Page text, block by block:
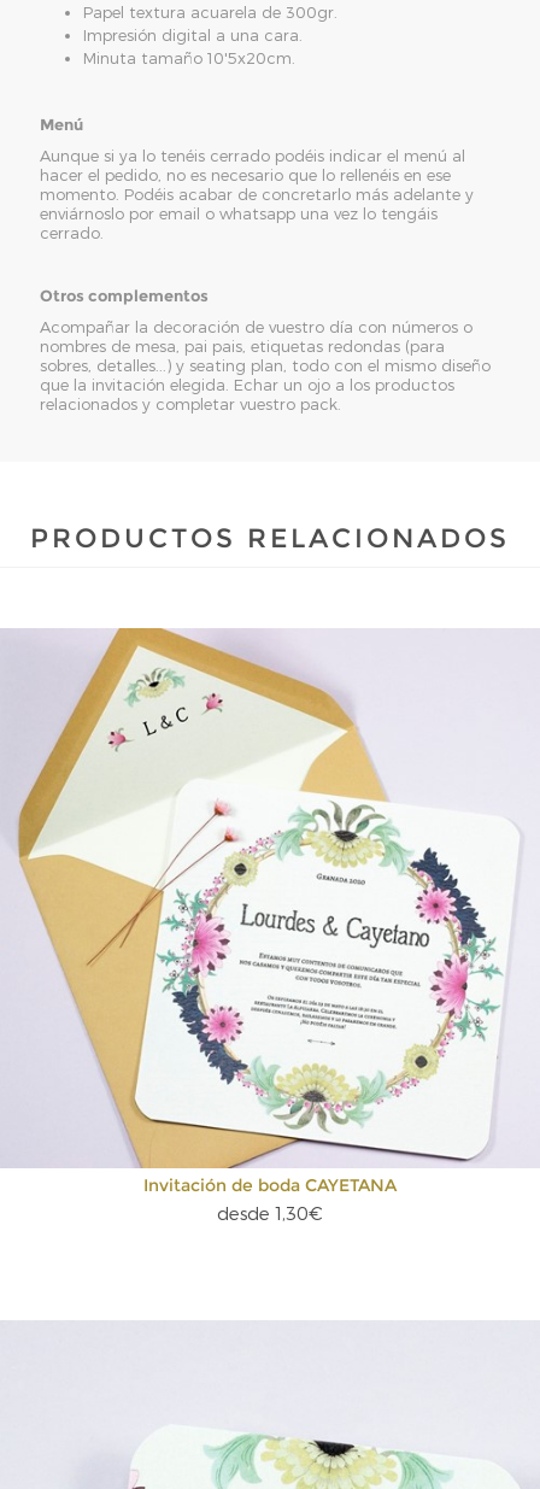
Papel textura acuarela de 300gr.
Impresión digital a una cara.
Minuta tamaño 10'5x20cm.
Menú
Aunque si ya lo tenéis cerrado podéis indicar el menú al
hacer el pedido, no es necesario que lo rellenéis en ese
momento. Podéis acabar de concretarlo más adelante y
enviárnoslo por email o whatsapp una vez lo tengáis
cerrado.
Otros complementos
Acompañar la decoración de vuestro día con números o
nombres de mesa, pai pais, etiquetas redondas (para
sobres, detalles...) y seating plan, todo con el mismo diseño
que la invitación elegida. Echar un ojo a los productos
relacionados y completar vuestro pack.
PRODUCTOS RELACIONADOS
Invitación de boda CAYETANA
desde 1,30€